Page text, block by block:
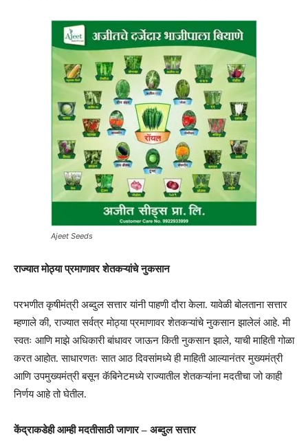
Ajeet Seeds
राज्यात मोठ्या प्रमाणावर शेतकऱ्यांचे नुकसान
परभणीत कृषीमंत्री अब्दुल सत्तार यांनी पाहणी दौरा केला. यावेळी बोलताना सत्तार
म्हणाले की, राज्यात सर्वत्र मोठ्या प्रमाणावर शेतकऱ्यांचे नुकसान झालेलं आहे. मी
स्वतः आणि माझे अधिकारी बांधावर जाऊन किती नुकसान झाले, याची माहिती गोळा
करत आहोत. साधारणतः सात आठ दिवसांमध्ये ही माहिती आल्यानंतर मुख्यमंत्री
आणि उपमुख्यमंत्री बसून कॅबिनेटमध्ये राज्यातील शेतकऱ्यांना मदतीचा जो काही
निर्णय आहे तो घेतील.
केंद्राकडेही आम्ही मदतीसाठी जाणार – अब्दुल सत्तार